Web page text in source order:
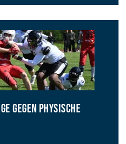
GEGEN PHYSISCHE